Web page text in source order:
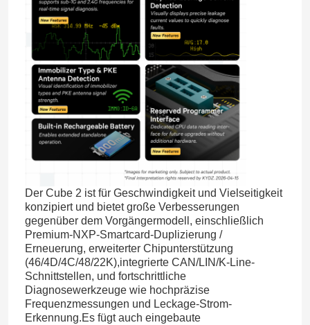
Der Cube 2 ist für Geschwindigkeit und Vielseitigkeit
konzipiert und bietet große Verbesserungen
gegenüber dem Vorgängermodell, einschließlich
Premium-NXP-Smartcard-Duplizierung /
Erneuerung, erweiterter Chipunterstützung
(46/4D/4C/48/22K),integrierte CAN/LIN/K-Line-
Schnittstellen, und fortschrittliche
Diagnosewerkzeuge wie hochpräzise
Frequenzmessungen und Leckage-Strom-
Erkennung.Es fügt auch eingebaute